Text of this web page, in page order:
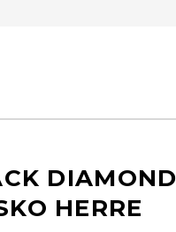
På lager
DIAMOND
HERRE